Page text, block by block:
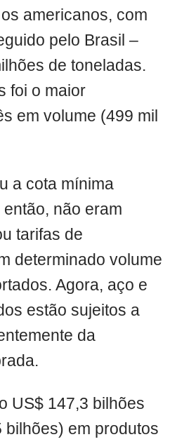
americanos, com
pelo Brasil –
de toneladas.
foi o maior
em volume (499 mil
a cota mínima
não eram
tarifas de
determinado volume
Agora, aço e
estão sujeitos a
da
US$ 147,3 bilhões
bilhões) em produtos